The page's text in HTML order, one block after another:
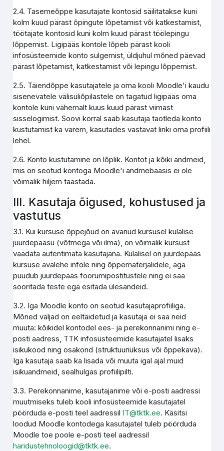
2.4. Tasemeõppe kasutajate kontosid säilitatakse kuni
kolm kuud pärast õpingute lõpetamist või katkestamist,
töötajate kontosid kuni kolm kuud pärast töölepingu
lõppemist. Ligipääs kontole lõpeb pärast kooli
infosüsteemide konto sulgemist, üldjuhul mõned päevad
pärast lõpetamist, katkestamist või lepingu lõppemist.
2.5. Täiendõppe kasutajatele ja oma kooli Moodle'i kaudu
sisenevatele välisüliõpilastele on tagatud ligipääs oma
kontole kuni vähemalt kuus kuud pärast viimast
sisselogimist. Soovi korral saab kasutaja taotleda konto
kustutamist ka varem, kasutades vastavat linki oma profiili
lehel.
2.6. Konto kustutamine on lõplik. Kontot ja kõiki andmeid,
mis on seotud kontoga Moodle'i andmebaasis ei ole
võimalik hiljem taastada.
III. Kasutaja õigused, kohustused ja
vastutus
3.1. Kui kursuse õppejõud on avanud kursusel külalise
juurdepääsu (võtmega või ilma), on võimalik kursust
vaadata autentimata kasutajana. Külalisel on juurdepääs
kursuse avalehe infole ning õppematerjalidele, aga
puudub juurdepääs foorumipostitustele ning ei saa
sooritada teste ega esitada ülesandeid.
3.2. Iga Moodle konto on seotud kasutajaprofiiliga.
Mõned väljad on eeltäidetud ja kasutaja ei saa neid
muuta: kõikidel kontodel ees- ja perekonnanimi ning e-
posti aadress, TTK infosüsteemide kasutajatel lisaks
isikukood ning osakond (struktuuriüksus või õppekava).
Iga kasutaja saab ka lisada või muuta igal ajal muid
isikuandmeid, sealhulgas profiilipilti.
3.3. Perekonnanime, kasutajanime või e-posti aadressi
muutmiseks tuleb kooli infosüsteemide kasutajatel
pöörduda e-posti teel aadressil IT@tktk.ee. Käsitsi
loodud Moodle kontodega kasutajatel tuleb pöörduda
Moodle toe poole e-posti teel aadressil
haridustehnoloogid@tktk.ee.